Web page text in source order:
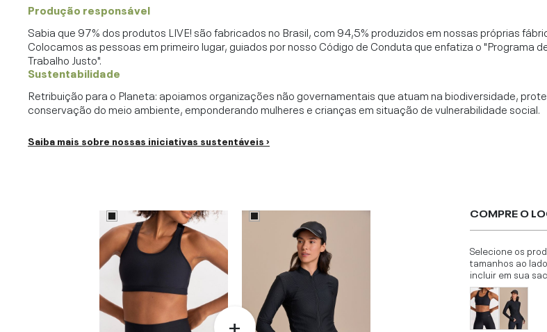
Produção responsável
Sabia que 97% dos produtos LIVE! são fabricados no Brasil, com 94,5% produzidos em nossas próprias
Colocamos as pessoas em primeiro lugar, guiados por nosso Código de Conduta que enfatiza o "Programa
Trabalho Justo".
Sustentabilidade
Retribuição para o Planeta: apoiamos organizações não governamentais que atuam na biodiversidade,
conservação do meio ambiente, emponderando mulheres e crianças em situação de vulnerabilidade social.
Saiba mais sobre nossas iniciativas sustentáveis ›
COMPRE O
Selecione os
tamanhos ao
incluir em sua